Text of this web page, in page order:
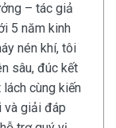
– tác giả
5 năm kinh
nén khí, tôi
sâu, đúc kết
cùng kiến
và giải đáp